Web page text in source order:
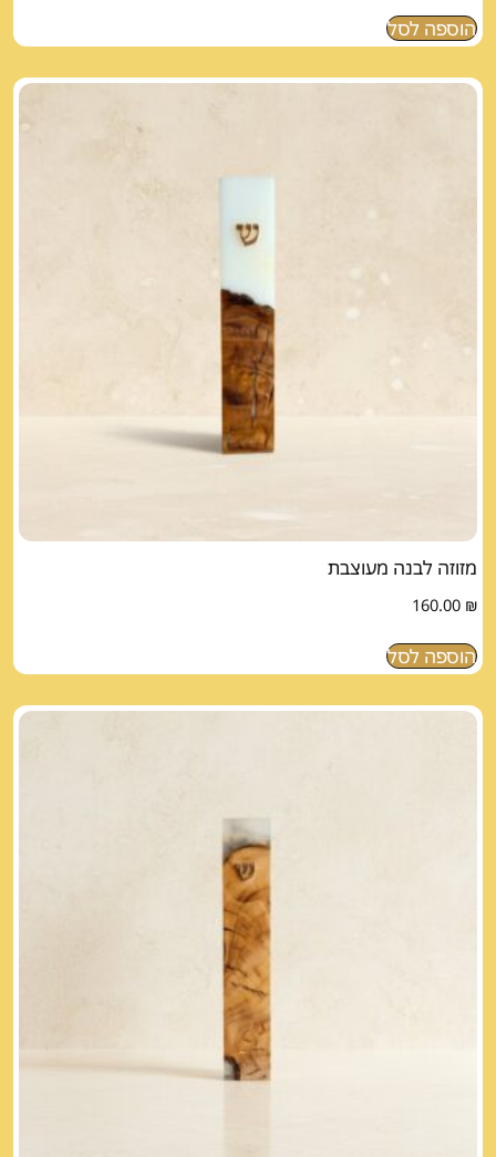
הוספה לסל
מזוזה לבנה מעוצבת
160.00 ₪
הוספה לסל